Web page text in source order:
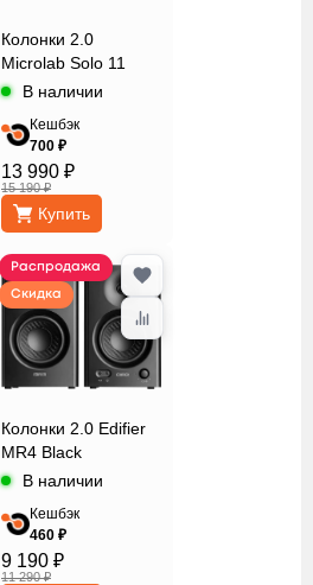
Колонки 2.0
Microlab Solo 11
В наличии
Кешбэк
700 ₽
13 990 ₽
15 190 ₽
Купить
Распродажа
Скидка
Колонки 2.0 Edifier
MR4 Black
В наличии
Кешбэк
460 ₽
9 190 ₽
11 290 ₽